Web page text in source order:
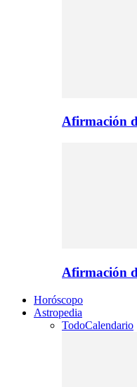
Afirmación
Afirmación
Horóscopo
Astropedia
TodoCalendario